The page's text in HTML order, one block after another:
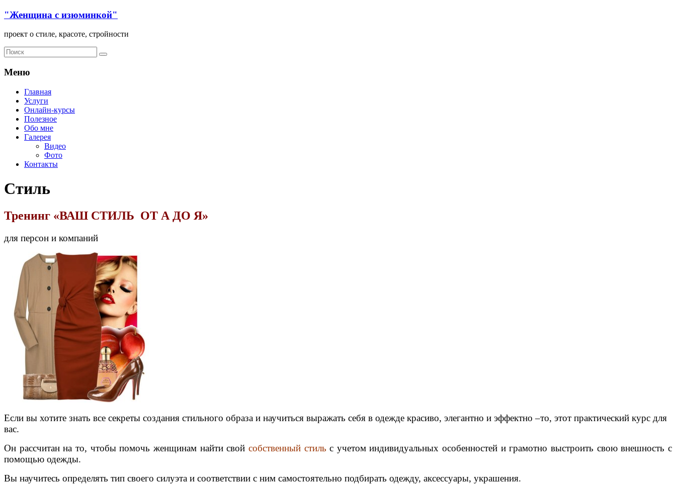
"Женщина с изюминкой"
проект о стиле, красоте, стройности
Меню
Главная
Услуги
Онлайн-курсы
Полезное
Обо мне
Галерея
Видео
Фото
Контакты
Стиль
Тренинг «ВАШ СТИЛЬ ОТ А ДО Я»
для персон и компаний
Если вы хотите знать все секреты создания стильного образа и научиться выражать себя в одежде красиво, элегантно и эффектно –то, этот практический курс для
вас.
Он рассчитан на то, чтобы помочь женщинам найти свой собственный стиль с учетом индивидуальных особенностей и грамотно выстроить свою внешность с
помощью одежды.
Вы научитесь определять тип своего силуэта и соответствии с ним самостоятельно подбирать одежду, аксессуары, украшения.